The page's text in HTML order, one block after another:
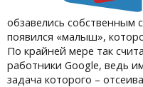
обзавелись собственным
появился «малыш»,
По крайней мере так
работники Google, ведь
задача которого –